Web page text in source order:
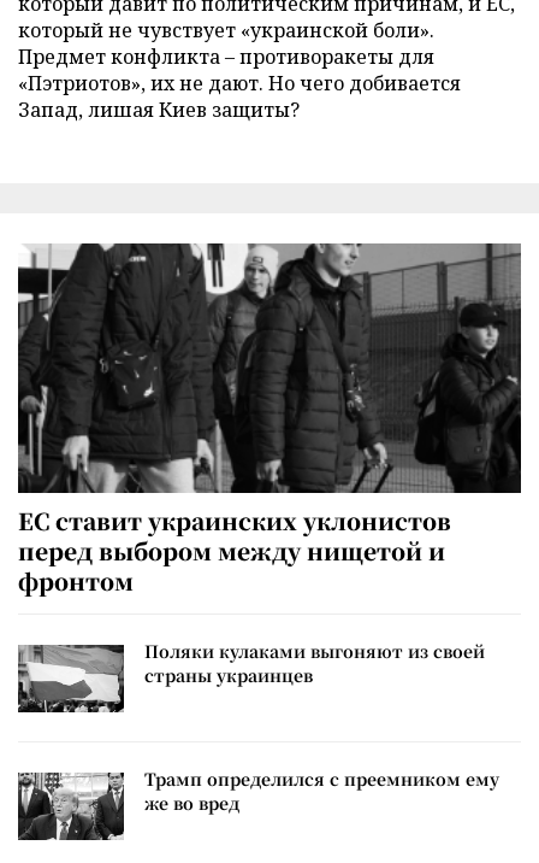
который не чувствует «украинской боли».
Предмет конфликта – противоракеты для
«Пэтриотов», их не дают. Но чего добивается
Запад, лишая Киев защиты?
ЕС ставит украинских уклонистов
перед выбором между нищетой и
фронтом
Поляки кулаками выгоняют из своей
страны украинцев
Трамп определился с преемником ему
же во вред